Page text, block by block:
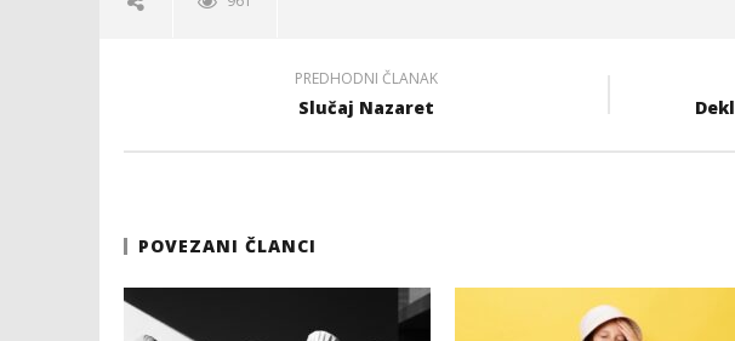
PREDHODNI ČLANAK
Slučaj Nazaret
POVEZANI ČLANCI